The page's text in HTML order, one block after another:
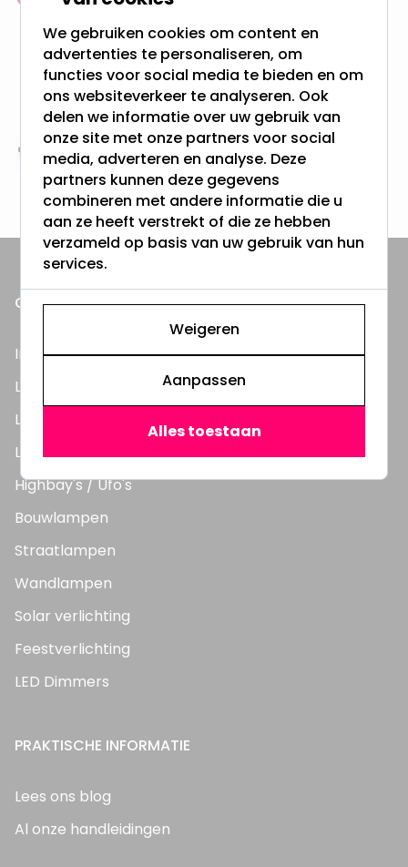
Gratis verzending + snel geleverd
Vanaf EUR100,- naar NL & BE
& 100 dagen recht op retour
Altijd uit eigen voorraad
3000m2 - 60.000+ Producten
ONZE PRODUCTEN
Inbouwspots
LED Lampen
LED TL Buizen
LED Panelen
Highbay's / Ufo's
Bouwlampen
Straatlampen
Wandlampen
Solar verlichting
Feestverlichting
LED Dimmers
PRAKTISCHE INFORMATIE
Lees ons blog
Al onze handleidingen
We gebruiken cookies om content en
advertenties te personaliseren, om
functies voor social media te bieden en om
ons websiteverkeer te analyseren. Ook
delen we informatie over uw gebruik van
onze site met onze partners voor social
media, adverteren en analyse. Deze
partners kunnen deze gegevens
combineren met andere informatie die u
aan ze heeft verstrekt of die ze hebben
verzameld op basis van uw gebruik van hun
services.
Weigeren
Aanpassen
Alles toestaan